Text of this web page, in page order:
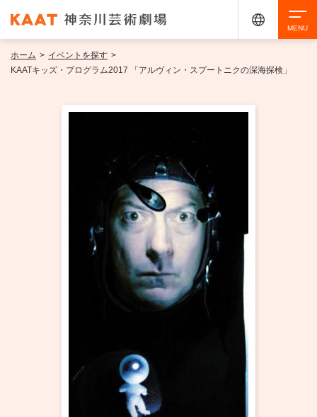
・ イベント一覧
・ 館内サービス・アクセシビリティ
ホーム > イベントを探す >
KAATキッズ・プログラム2017 「アルヴィン・スプートニクの深海探検」